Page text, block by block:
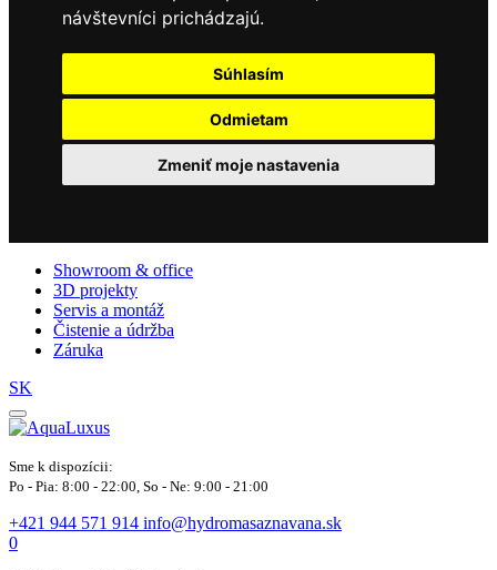
návštevníci prichádzajú.
Súhlasím
Odmietam
Zmeniť moje nastavenia
Showroom & office
3D projekty
Servis a montáž
Čistenie a údržba
Záruka
SK
Sme k dispozícii:
Po - Pia: 8:00 - 22:00, So - Ne: 9:00 - 21:00
+421 944 571 914 info@hydromasaznavana.sk
0